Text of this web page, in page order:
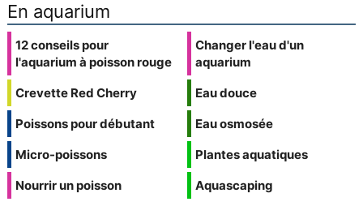
En aquarium
12 conseils pour
l'aquarium à poisson rouge
Crevette Red Cherry
Poissons pour débutant
Micro-poissons
Nourrir un poisson
Changer l'eau d'un
aquarium
Eau douce
Eau osmosée
Plantes aquatiques
Aquascaping